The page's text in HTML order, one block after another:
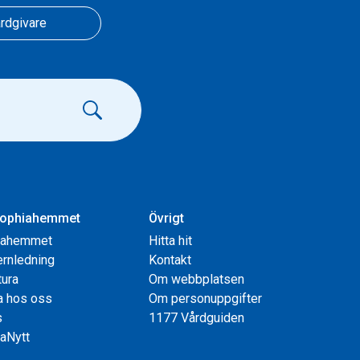
hos oss
Övrigt
Hitta hit
Kontakt
Om webbplatsen
Om personuppgifter
1177 Vårdguiden